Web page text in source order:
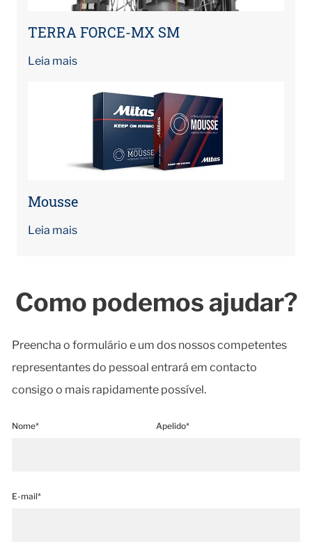
TERRA FORCE-MX SM
Leia mais
Mousse
Leia mais
Como podemos ajudar?
Preencha o formulário e um dos nossos competentes
representantes do pessoal entrará em contacto
consigo o mais rapidamente possível.
Nome* Apelido*
E-mail*